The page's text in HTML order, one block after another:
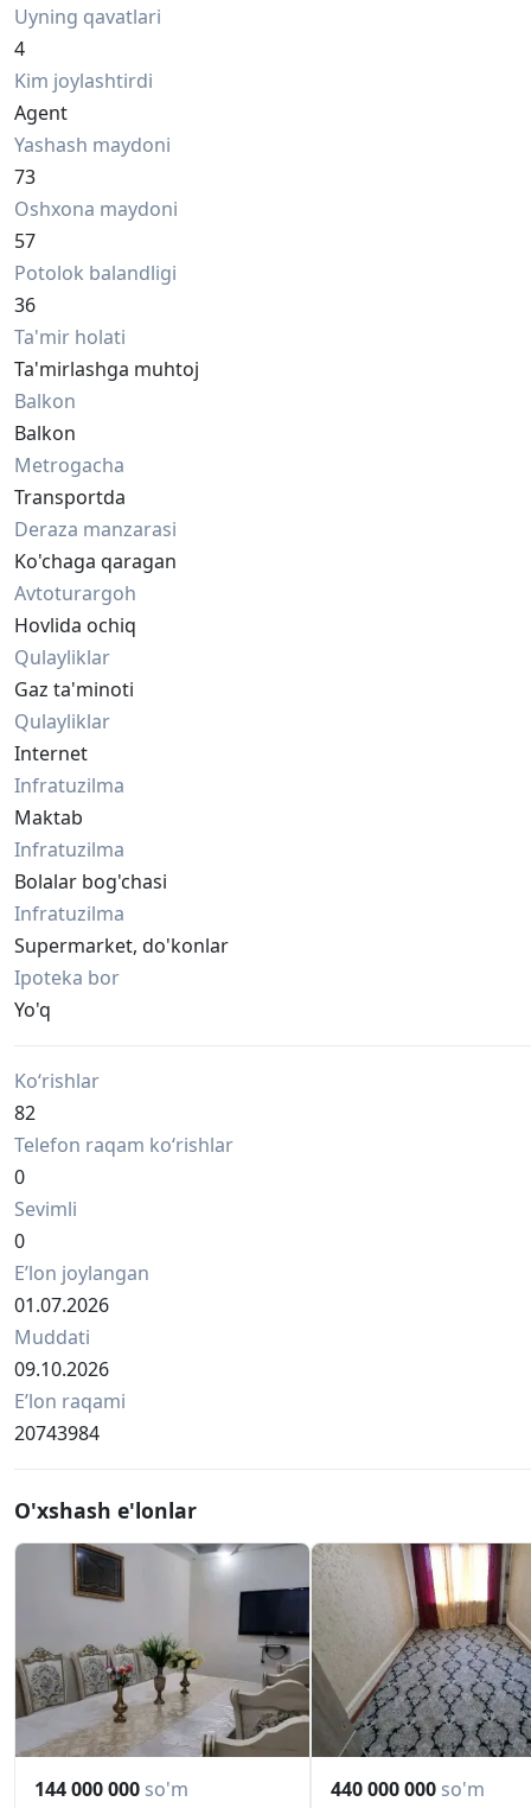
Uyning qavatlari
4
Kim joylashtirdi
Agent
Yashash maydoni
73
Oshxona maydoni
57
Potolok balandligi
36
Ta'mir holati
Ta'mirlashga muhtoj
Balkon
Balkon
Metrogacha
Transportda
Deraza manzarasi
Ko'chaga qaragan
Avtoturargoh
Hovlida ochiq
Qulayliklar
Gaz ta'minoti
Qulayliklar
Internet
Infratuzilma
Maktab
Infratuzilma
Bolalar bog'chasi
Infratuzilma
Supermarket, do'konlar
Ipoteka bor
Yo'q
Ko‘rishlar
82
Telefon raqam ko‘rishlar
0
Sevimli
0
Eʼlon joylangan
01.07.2026
Muddati
09.10.2026
Eʼlon raqami
20743984
O'xshash e'lonlar
144 000 000 so'm 440 000 000 so'm